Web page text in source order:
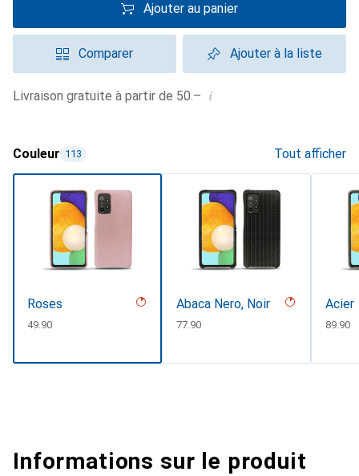
Ajouter au panier
Comparer Ajouter à la liste
Livraison gratuite à partir de 50.– i
Couleur 113 Tout afficher
Roses
CHF
49.90
Abaca Nero, Noir
CHF
77.90
Acier
CHF
89.90
Informations sur le produit